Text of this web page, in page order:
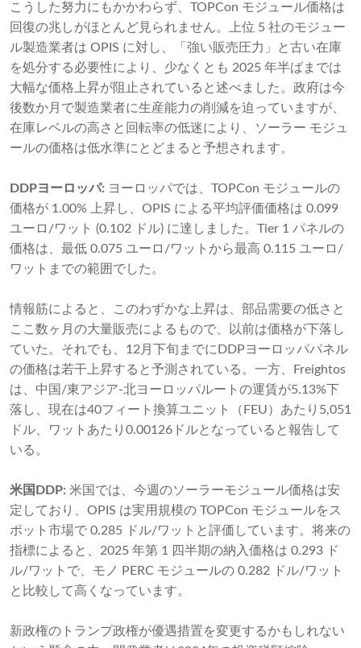
こうした努力にもかかわらず、TOPCon モジュール価格は
回復の兆しがほとんど見られません。上位 5 社のモジュー
ル製造業者は OPIS に対し、「強い販売圧力」と古い在庫
を処分する必要性により、少なくとも 2025 年半ばまでは
大幅な価格上昇が阻止されていると述べました。政府は今
後数か月で製造業者に生産能力の削減を迫っていますが、
在庫レベルの高さと回転率の低迷により、ソーラー モジュ
ールの価格は低水準にとどまると予想されます。
DDPヨーロッパ: ヨーロッパでは、TOPCon モジュールの
価格が 1.00% 上昇し、OPIS による平均評価価格は 0.099
ユーロ/ワット (0.102 ドル) に達しました。Tier 1 パネルの
価格は、最低 0.075 ユーロ/ワットから最高 0.115 ユーロ/
ワットまでの範囲でした。
情報筋によると、このわずかな上昇は、部品需要の低さと
ここ数ヶ月の大量販売によるもので、以前は価格が下落し
ていた。それでも、12月下旬までにDDPヨーロッパパネル
の価格は若干上昇すると予測されている。一方、Freightos
は、中国/東アジア-北ヨーロッパルートの運賃が5.13%下
落し、現在は40フィート換算ユニット（FEU）あたり5,051
ドル、ワットあたり0.00126ドルとなっていると報告して
いる。
米国DDP: 米国では、今週のソーラーモジュール価格は安
定しており、OPIS は実用規模の TOPCon モジュールをス
ポット市場で 0.285 ドル/ワットと評価しています。将来の
指標によると、2025 年第 1 四半期の納入価格は 0.293 ド
ル/ワットで、モノ PERC モジュールの 0.282 ドル/ワット
と比較して高くなっています。
新政権のトランプ政権が優遇措置を変更するかもしれない